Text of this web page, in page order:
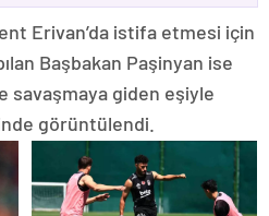
Erivan’da istifa etmesi için
Başbakan Paşinyan ise
savaşmaya giden eşiyle
görüntülendi.